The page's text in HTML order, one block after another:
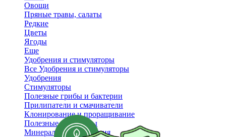
Овощи
Пряные травы, салаты
Редкие
Цветы
Ягоды
Еще
Удобрения и стимуляторы
Все Удобрения и стимуляторы
Удобрения
Стимуляторы
Полезные грибы и бактерии
Прилипатели и смачиватели
Клонирование и проращивание
Полезные препараты
Минеральные удобрения